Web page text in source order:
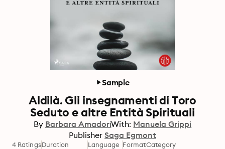
Sample
Aldilà. Gli insegnamenti di Toro
Seduto e altre Entità Spirituali
By Barbara AmadoriWith: Manuela Grippi
Publisher Saga Egmont
4 RatingsDuration Language FormatCategory